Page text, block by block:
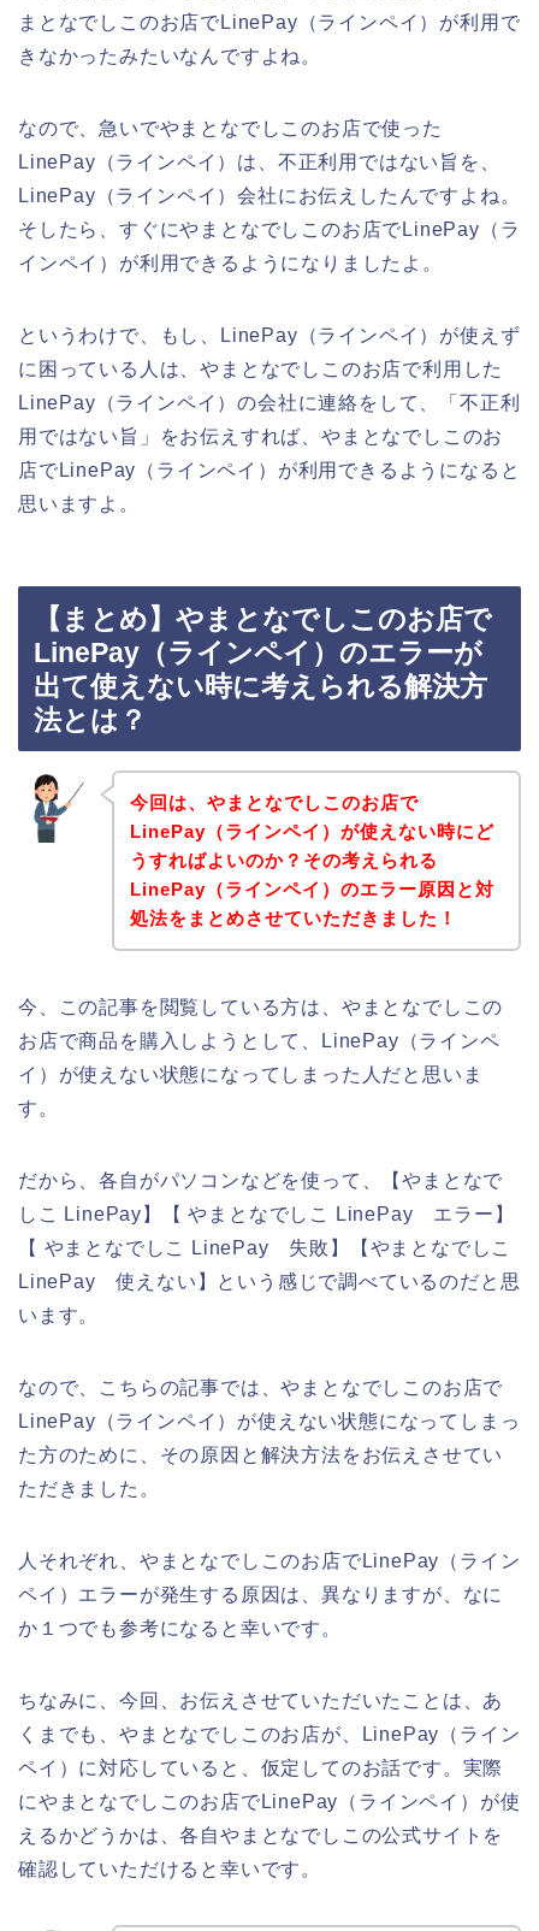
まとなでしこのお店でLinePay（ラインペイ）が利用で
きなかったみたいなんですよね。
なので、急いでやまとなでしこのお店で使った
LinePay（ラインペイ）は、不正利用ではない旨を、
LinePay（ラインペイ）会社にお伝えしたんですよね。
そしたら、すぐにやまとなでしこのお店でLinePay（ラ
インペイ）が利用できるようになりましたよ。
というわけで、もし、LinePay（ラインペイ）が使えず
に困っている人は、やまとなでしこのお店で利用した
LinePay（ラインペイ）の会社に連絡をして、「不正利
用ではない旨」をお伝えすれば、やまとなでしこのお
店でLinePay（ラインペイ）が利用できるようになると
思いますよ。
【まとめ】やまとなでしこのお店で
LinePay（ラインペイ）のエラーが
出て使えない時に考えられる解決方
法とは？
今回は、やまとなでしこのお店で
LinePay（ラインペイ）が使えない時にど
うすればよいのか？その考えられる
LinePay（ラインペイ）のエラー原因と対
処法をまとめさせていただきました！
今、この記事を閲覧している方は、やまとなでしこの
お店で商品を購入しようとして、LinePay（ラインペ
イ）が使えない状態になってしまった人だと思いま
す。
だから、各自がパソコンなどを使って、【やまとなで
しこ LinePay】【 やまとなでしこ LinePay エラー】
【 やまとなでしこ LinePay 失敗】【やまとなでしこ
LinePay 使えない】という感じで調べているのだと思
います。
なので、こちらの記事では、やまとなでしこのお店で
LinePay（ラインペイ）が使えない状態になってしまっ
た方のために、その原因と解決方法をお伝えさせてい
ただきました。
人それぞれ、やまとなでしこのお店でLinePay（ライン
ペイ）エラーが発生する原因は、異なりますが、なに
か１つでも参考になると幸いです。
ちなみに、今回、お伝えさせていただいたことは、あ
くまでも、やまとなでしこのお店が、LinePay（ライン
ペイ）に対応していると、仮定してのお話です。実際
にやまとなでしこのお店でLinePay（ラインペイ）が使
えるかどうかは、各自やまとなでしこの公式サイトを
確認していただけると幸いです。